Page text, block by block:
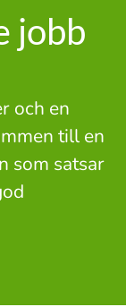
jobb
och en
till en
som satsar